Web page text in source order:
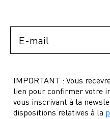
IMPORTANT : Vous
lien pour confirmer votre
vous inscrivant à la
dispositions relatives à la